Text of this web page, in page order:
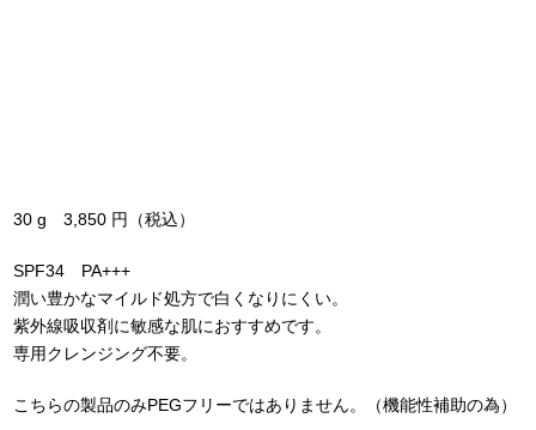
30 g 3,850 円（税込）
SPF34 PA+++
潤い豊かなマイルド処方で白くなりにくい。
紫外線吸収剤に敏感な肌におすすめです。
専用クレンジング不要。
こちらの製品のみPEGフリーではありません。（機能性補助の為）